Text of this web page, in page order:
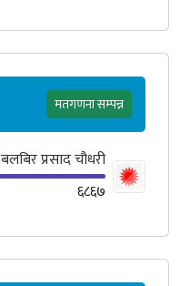
मतगणना सम्पन्न
बलबिर प्रसाद चौधरी
६८६७